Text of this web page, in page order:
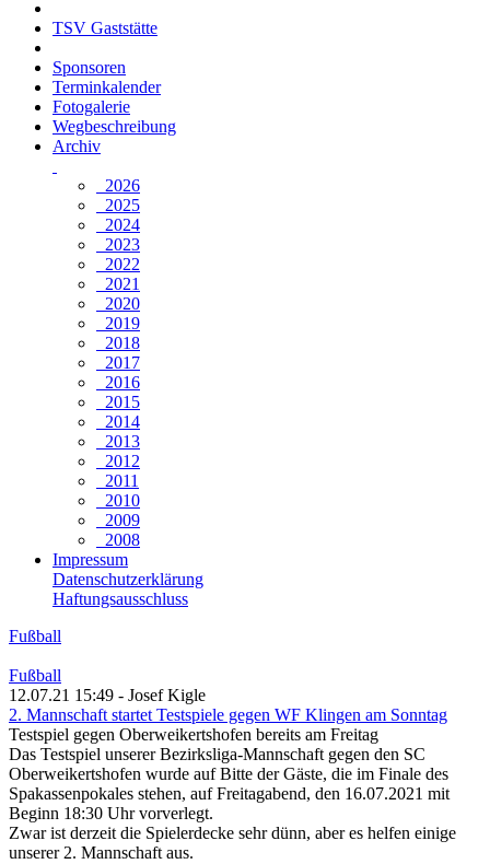
TSV Gaststätte
Sponsoren
Terminkalender
Fotogalerie
Wegbeschreibung
Archiv
2026
2025
2024
2023
2022
2021
2020
2019
2018
2017
2016
2015
2014
2013
2012
2011
2010
2009
2008
Impressum
Datenschutzerklärung
Haftungsausschluss
Fußball
Fußball
12.07.21 15:49 - Josef Kigle
2. Mannschaft startet Testspiele gegen WF Klingen am Sonntag
Testspiel gegen Oberweikertshofen bereits am Freitag
Das Testspiel unserer Bezirksliga-Mannschaft gegen den SC
Oberweikertshofen wurde auf Bitte der Gäste, die im Finale des
Spakassenpokales stehen, auf Freitagabend, den 16.07.2021 mit
Beginn 18:30 Uhr vorverlegt.
Zwar ist derzeit die Spielerdecke sehr dünn, aber es helfen einige
unserer 2. Mannschaft aus.